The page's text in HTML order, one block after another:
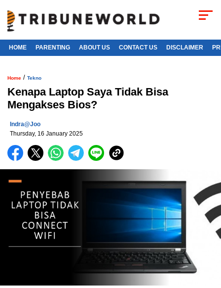
HOME PARENTING ABOUT US CONTACT US DISCLAIMER
Home / Tekno
Kenapa Laptop Saya Tidak Bisa
Mengakses Bios?
Indra@joo
Thursday, 16 January 2025